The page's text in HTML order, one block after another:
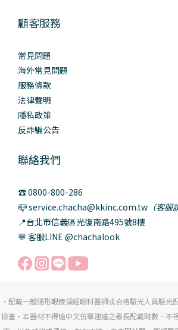
顧客服務
常見問題
海外常見問題
服務條款
法律聲明
隱私政策
反詐騙公告
聯絡我們
☎️ 0800-800-286
📪 service.chacha@kkinc.com.tw （客服
📍台北市信義區光復南路495號8樓
💬 客服LINE @chachalook
・配戴一般隱形眼鏡須經眼科醫師或合格驗光人員驗光
檢查・本器材不得逾中文仿單建議之最長配戴時數、不